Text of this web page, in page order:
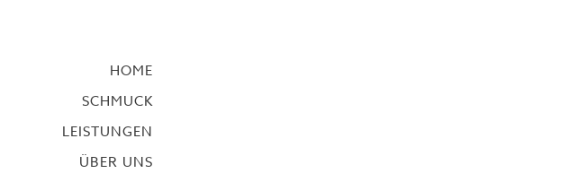
HOME
SCHMUCK
LEISTUNGEN
ÜBER UNS